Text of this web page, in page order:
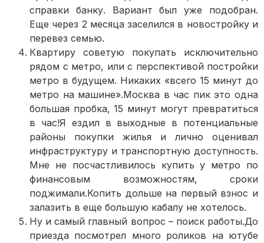
справки банку. Вариант был уже подобран.
Еще через 2 месяца заселился в новостройку и
перевез семью.
Квартиру советую покупать исключительно
рядом с метро, или с перспективой постройки
метро в будущем. Никаких «всего 15 минут до
метро на машине».Москва в час пик это одна
большая пробка, 15 минут могут превратиться
в час!Я ездил в выходные в потенциальные
районы покупки жилья и лично оценивал
инфраструктуру и транспортную доступность.
Мне не посчастливилось купить у метро по
финансовым возможностям, сроки
поджимали.Копить дольше на первый взнос и
залазить в еще большую кабалу не хотелось.
Ну и самый главный вопрос – поиск работы.До
приезда посмотрел много роликов на ютубе